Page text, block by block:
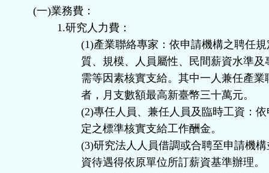
(一)業務費：
1.研究人力費：
(1)產業聯絡專家：依申請機構之聘任
質、規模、人員屬性、民間薪資水準及
需等因素核實支給。其中一人兼任產業
者，月支數額最高新臺幣三十萬元。
(2)專任人員、兼任人員及臨時工資：
定之標準核實支給工作酬金。
(3)研究法人人員借調或合聘至申請機
資待遇得依原單位所訂薪資基準辦理。